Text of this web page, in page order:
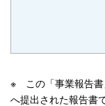
※ この「事業報告書
へ提出された報告書で